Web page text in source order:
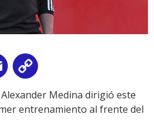
Email
LinkMedina dirigió este
entrenamiento al frente del